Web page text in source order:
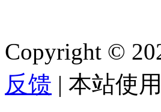
Copyright ©
反馈 | 本站使